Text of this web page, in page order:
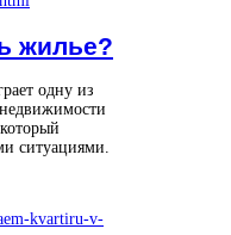
жилье?
одну из
ситуациями.